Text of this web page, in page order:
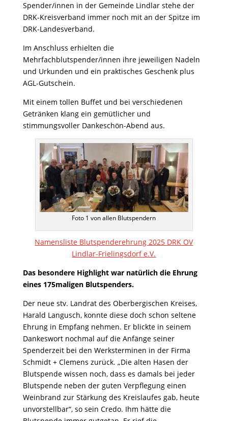
Spender/innen in der Gemeinde Lindlar stehe der
DRK-Kreisverband immer noch mit an der Spitze im
DRK-Landesverband.
Im Anschluss erhielten die
Mehrfachblutspender/innen ihre jeweiligen Nadeln
und Urkunden und ein praktisches Geschenk plus
AGL-Gutschein.
Mit einem tollen Buffet und bei verschiedenen
Getränken klang ein gemütlicher und
stimmungsvoller Dankeschön-Abend aus.
Foto 1 von allen Blutspendern
Namensliste Blutspenderehrung 2025 DRK OV
Lindlar-Frielingsdorf e.V.
Das besondere Highlight war natürlich die Ehrung
eines 175maligen Blutspenders.
Der neue stv. Landrat des Oberbergischen Kreises,
Harald Langusch, konnte diese doch schon seltene
Ehrung in Empfang nehmen. Er blickte in seinem
Dankeswort nochmal auf die Anfänge seiner
Spenderzeit bei den Werksterminen in der Firma
Schmidt + Clemens zurück. „Die alten Hasen der
Blutspende wissen noch, dass es damals bei jeder
Blutspende neben der guten Verpflegung einen
Weinbrand zur Stärkung des Kreislaufes gab, heute
unvorstellbar“, so sein Credo. Ihm hätte die